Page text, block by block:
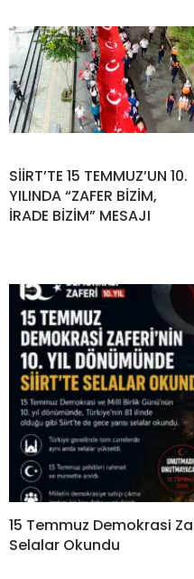
SİİRT’TE 15 TEMMUZ’UN 10.
YILINDA “ZAFER BİZİM,
İRADE BİZİM” MESAJI
15 Temmuz Demokrasi
Selalar Okundu